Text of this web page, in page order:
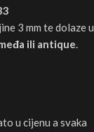
3 mm te dolaze u
ili antique.
u cijenu a svaka